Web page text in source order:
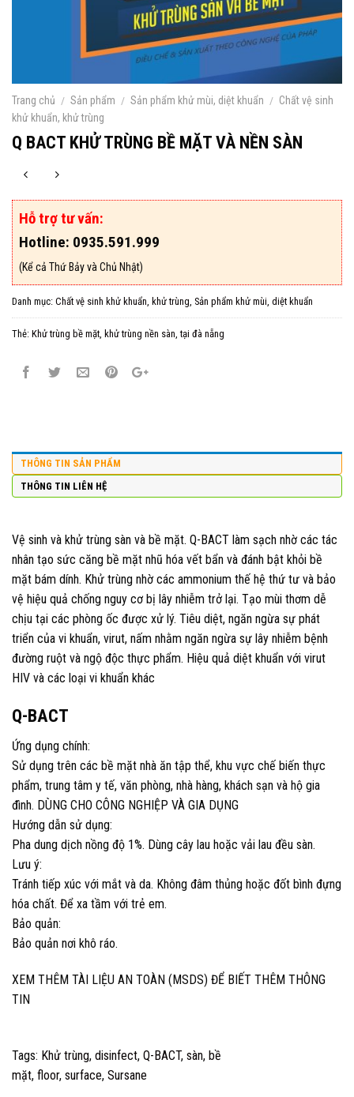
Trang chủ / Sản phẩm / Sản phẩm khử mùi, diệt khuẩn / Chất vệ sinh
khử khuẩn, khử trùng
Q BACT KHỬ TRÙNG BỀ MẶT VÀ NỀN SÀN
Hỗ trợ tư vấn:
Hotline: 0935.591.999
(Kể cả Thứ Bảy và Chủ Nhật)
Danh mục: Chất vệ sinh khử khuẩn, khử trùng, Sản phẩm khử mùi, diệt khuẩn
Thẻ: Khử trùng bề mặt, khử trùng nền sàn,tại đà nẵng
THÔNG TIN SẢN PHẨM
THÔNG TIN LIÊN HỆ
Vệ sinh và khử trùng sàn và bề mặt. Q-BACT làm sạch nhờ các tác
nhân tạo sức căng bề mặt nhũ hóa vết bẩn và đánh bật khỏi bề
mặt bám dính. Khử trùng nhờ các ammonium thế hệ thứ tư và bảo
vệ hiệu quả chống nguy cơ bị lây nhiễm trở lại. Tạo mùi thơm dễ
chịu tại các phòng ốc được xử lý. Tiêu diệt, ngăn ngừa sự phát
triển của vi khuẩn, virut, nấm nhằm ngăn ngừa sự lây nhiễm bệnh
đường ruột và ngộ độc thực phẩm. Hiệu quả diệt khuẩn với virut
HIV và các loại vi khuẩn khác
Q-BACT
Ứng dụng chính:
Sử dụng trên các bề mặt nhà ăn tập thể, khu vực chế biến thực
phẩm, trung tâm y tế, văn phòng, nhà hàng, khách sạn và hộ gia
đình. DÙNG CHO CÔNG NGHIỆP VÀ GIA DỤNG
Hướng dẫn sử dụng:
Pha dung dịch nồng độ 1%. Dùng cây lau hoặc vải lau đều sàn.
Lưu ý:
Tránh tiếp xúc với mắt và da. Không đâm thủng hoặc đốt bình đựng
hóa chất. Để xa tầm với trẻ em.
Bảo quản:
Bảo quản nơi khô ráo.
XEM THÊM TÀI LIỆU AN TOÀN (MSDS) ĐỂ BIẾT THÊM THÔNG
TIN
Tags: Khử trùng, disinfect, Q-BACT, sàn, bề
mặt, floor, surface, Sursane